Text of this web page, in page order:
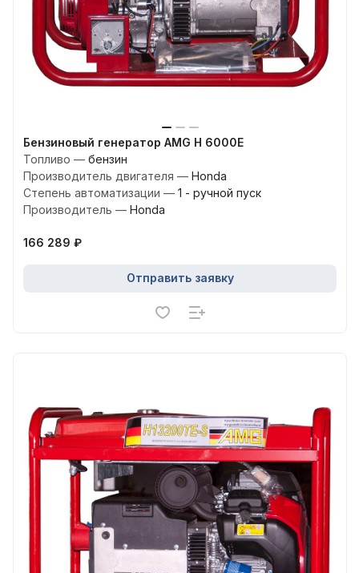
Бензиновый генератор AMG H 6000E
Топливо — бензин
Производитель двигателя — Honda
Степень автоматизации — 1 - ручной пуск
Производитель — Honda
166 289 ₽
Отправить заявку